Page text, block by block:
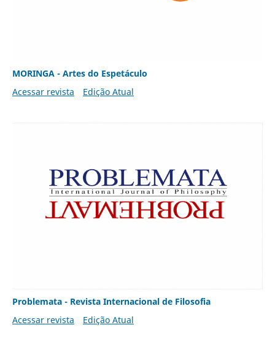
MORINGA - Artes do Espetáculo
Acessar revista
Edição Atual
Problemata - Revista Internacional de Filosofia
Acessar revista
Edição Atual